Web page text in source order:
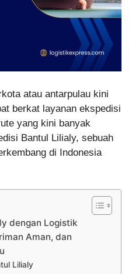
atau antarpulau kini
berkat layanan ekspedisi
yang kini banyak
Bantul Lilialy, sebuah
di Indonesia
dengan Logistik
Aman, dan
Lilialy